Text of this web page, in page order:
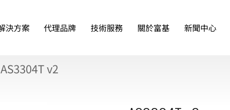
決方案 代理品牌 技術服務 關於富基 新聞中心
AS3304T v2